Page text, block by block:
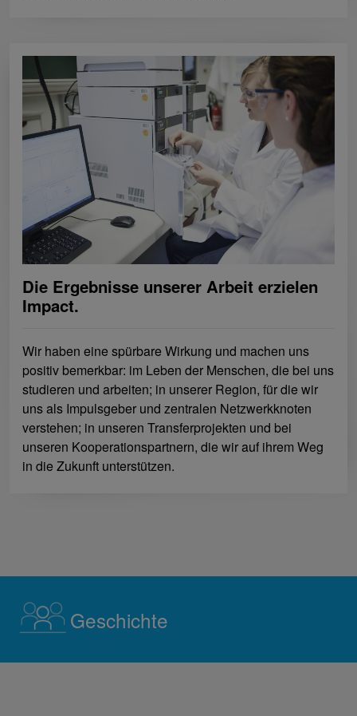
Die Ergebnisse unserer Arbeit erzielen
Impact.
Wir haben eine spürbare Wirkung und machen uns
positiv bemerkbar: im Leben der Menschen, die bei uns
studieren und arbeiten; in unserer Region, für die wir
uns als Impulsgeber und zentralen Netzwerkknoten
verstehen; in unseren Transferprojekten und bei
unseren Kooperationspartnern, die wir auf ihrem Weg
in die Zukunft unterstützen.
Geschichte